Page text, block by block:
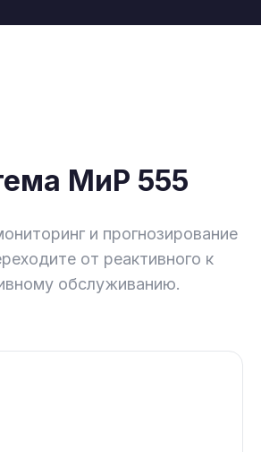
МиР 555
и прогнозирование
от реактивного к
обслуживанию.